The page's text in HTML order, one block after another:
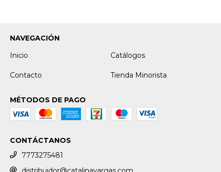
NAVEGACIÓN
Inicio
Catálogos
Contacto Tienda Minorista
MÉTODOS DE PAGO
CONTÁCTANOS
7773275481